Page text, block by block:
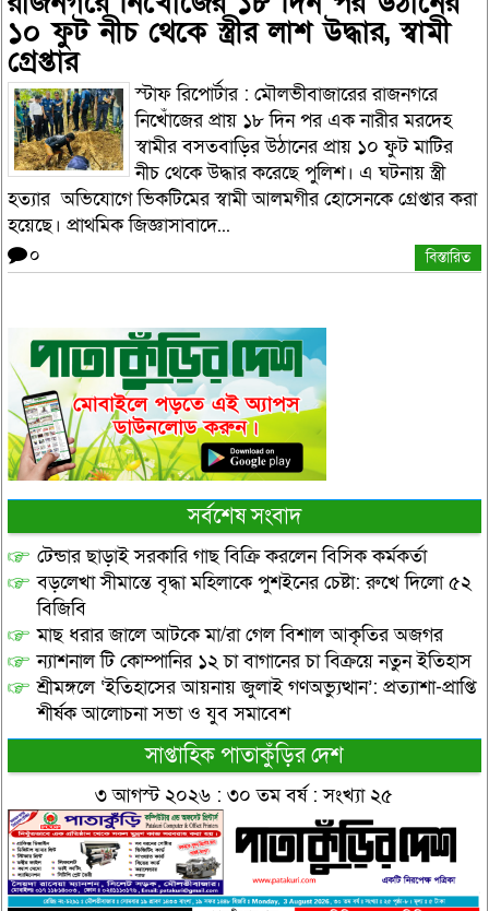
১০ ফুট নীচ থেকে স্ত্রীর লাশ উদ্ধার, স্বামী
গ্রেপ্তার
স্টাফ রিপোর্টার : মৌলভীবাজারের রাজনগরে
নিখোঁজের প্রায় ১৮ দিন পর এক নারীর মরদেহ
স্বামীর বসতবাড়ির উঠানের প্রায় ১০ ফুট মাটির
নীচ থেকে উদ্ধার করেছে পুলিশ। এ ঘটনায় স্ত্রী
হত্যার অভিযোগে ভিকটিমের স্বামী আলমগীর হোসেনকে গ্রেপ্তার করা
হয়েছে। প্রাথমিক জিজ্ঞাসাবাদে...
০ বিস্তারিত
সর্বশেষ সংবাদ
টেন্ডার ছাড়াই সরকারি গাছ বিক্রি করলেন বিসিক কর্মকর্তা
বড়লেখা সীমান্তে বৃদ্ধা মহিলাকে পুশইনের চেষ্টা: রুখে দিলো ৫২
বিজিবি
মাছ ধরার জালে আটকে মা/রা গেল বিশাল আকৃতির অজগর
ন্যাশনাল টি কোম্পানির ১২ চা বাগানের চা বিক্রয়ে নতুন ইতিহাস
শ্রীমঙ্গলে ‘ইতিহাসের আয়নায় জুলাই গণঅভ্যুত্থান’: প্রত্যাশা-প্রাপ্তি
শীর্ষক আলোচনা সভা ও যুব সমাবেশ
সাপ্তাহিক পাতাকুঁড়ির দেশ
৩ আগস্ট ২০২৬ : ৩০ তম বর্ষ : সংখ্যা ২৫